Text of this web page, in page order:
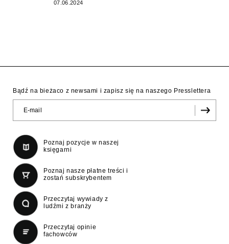
07.06.2024
Bądź na bieżaco z newsami i zapisz się na naszego Presslettera
Poznaj pozycje w naszej
księgarni
Poznaj nasze płatne treści i
zostań subskrybentem
Przeczytaj wywiady z
ludźmi z branży
Przeczytaj opinie
fachowców